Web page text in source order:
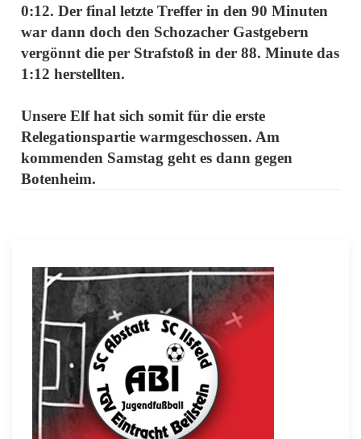
0:12. Der final letzte Treffer in den 90 Minuten
war dann doch den Schozacher Gastgebern
vergönnt die per Strafstoß in der 88. Minute das
1:12 herstellten.
Unsere Elf hat sich somit für die erste
Relegationspartie warmgeschossen. Am
kommenden Samstag geht es dann gegen
Botenheim.